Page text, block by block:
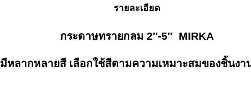
รายละเอียด
กระดาษทรายกลม 2″-5″ MIRKA
มีหลากหลายสี เลือกใช้สีตามความเหมาะสมของชิ้นงา